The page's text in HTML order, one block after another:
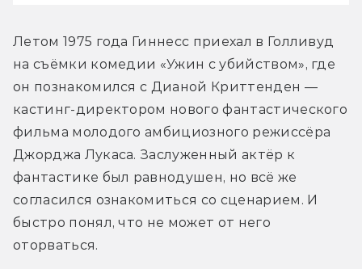
Летом 1975 года Гиннесс приехал в Голливуд
на съёмки комедии «Ужин с убийством», где
он познакомился с Дианой Криттенден —
кастинг-директором нового фантастического
фильма молодого амбициозного режиссёра
Джорджа Лукаса. Заслуженный актёр к
фантастике был равнодушен, но всё же
согласился ознакомиться со сценарием. И
быстро понял, что не может от него
оторваться.